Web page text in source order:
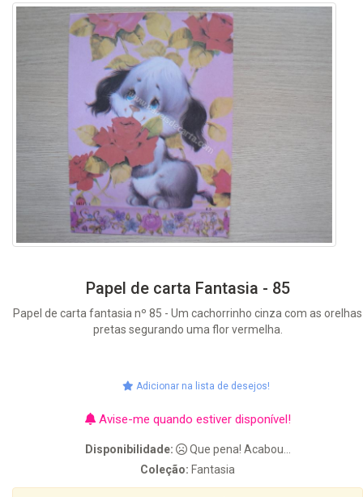
Papel de carta Fantasia - 85
Papel de carta fantasia nº 85 - Um cachorrinho cinza com as orelhas
pretas segurando uma flor vermelha.
Adicionar na lista de desejos!
Avise-me quando estiver disponível!
Disponibilidade:
Que pena! Acabou...
Coleção: Fantasia